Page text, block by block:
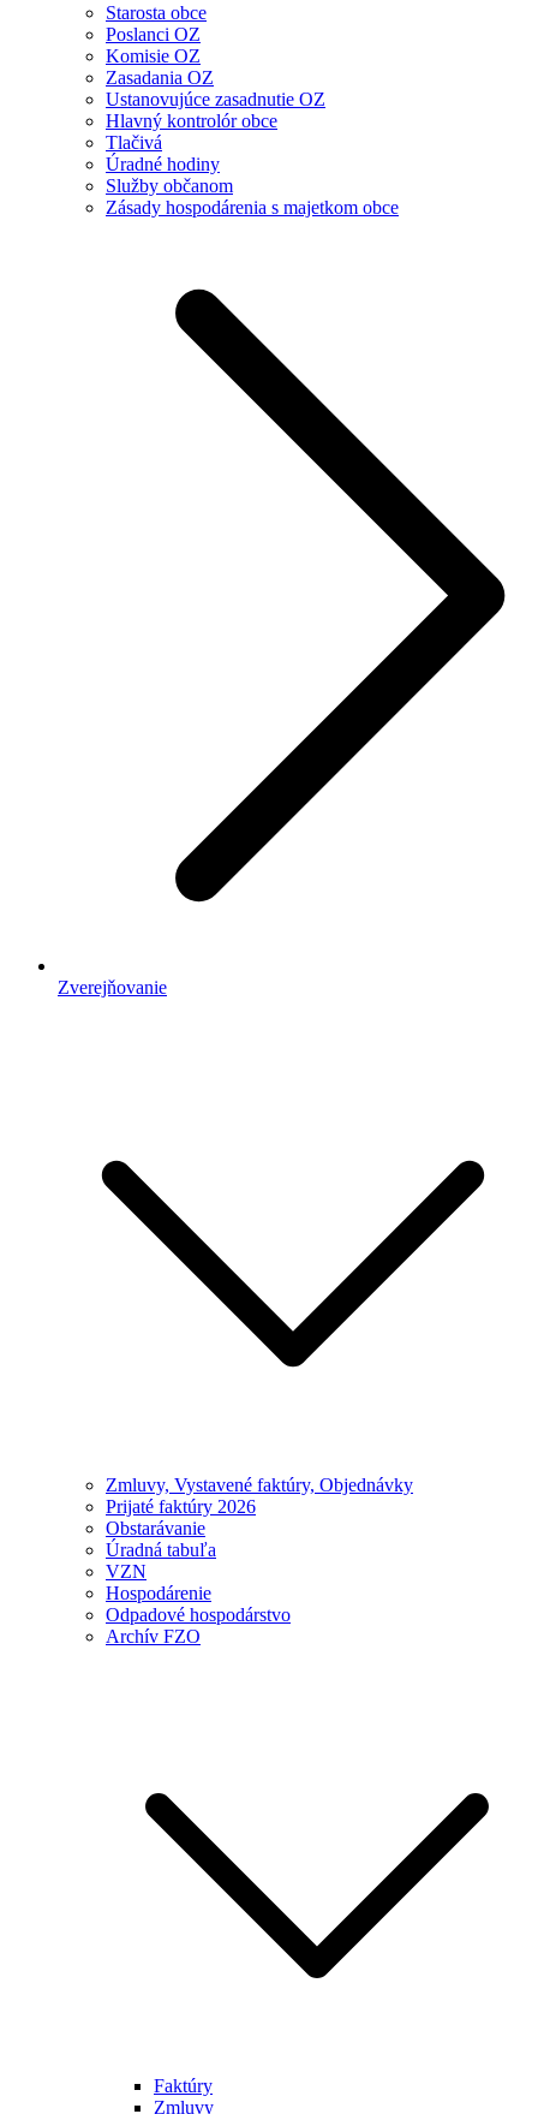
Starosta obce
Poslanci OZ
Komisie OZ
Zasadania OZ
Ustanovujúce zasadnutie OZ
Hlavný kontrolór obce
Tlačivá
Úradné hodiny
Služby občanom
Zásady hospodárenia s majetkom obce
Zverejňovanie
Zmluvy, Vystavené faktúry, Objednávky
Prijaté faktúry 2026
Obstarávanie
Úradná tabuľa
VZN
Hospodárenie
Odpadové hospodárstvo
Archív FZO
Faktúry
Zmluvy